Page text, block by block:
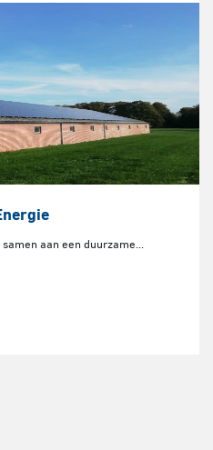
aan een duurzame...